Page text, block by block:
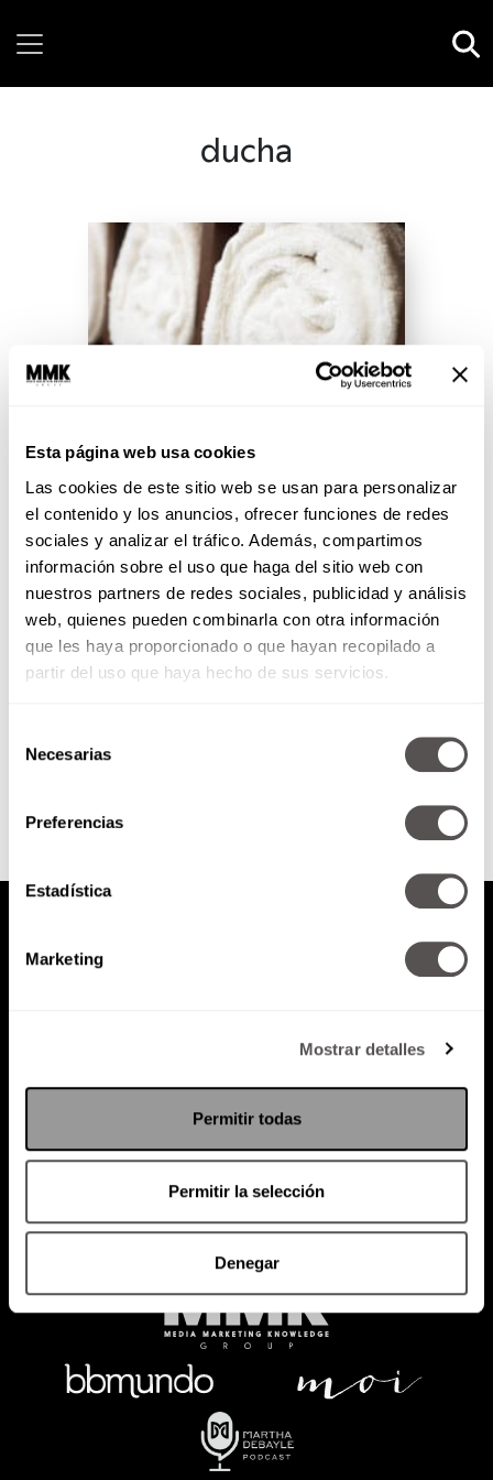
Esta página web usa cookies
Las cookies de este sitio web se usan para personalizar
el contenido y los anuncios, ofrecer funciones de redes
sociales y analizar el tráfico. Además, compartimos
información sobre el uso que haga del sitio web con
nuestros partners de redes sociales, publicidad y análisis
web, quienes pueden combinarla con otra información
que les haya proporcionado o que hayan recopilado a
partir del uso que haya hecho de sus servicios.
Necesarias
Preferencias
Estadística
Marketing
Mostrar detalles
Permitir todas
Permitir la selección
Denegar
ducha
Decora tu baño en un dos por
tres
Ya tienes ordenado tu baño, pero
seguramente ahora sientes que
se ve simple, sin chiste y hasta
descolorido. Sigue estos...
Política de Privacidad
PODCAST RADIO MARTHA EVENTOS
SACA TU ID